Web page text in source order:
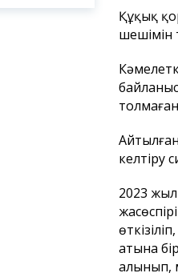
Құқық
шешімін
келтіру
2023
атына
алынып,